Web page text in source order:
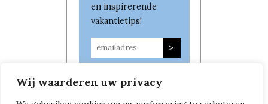
Wij waarderen uw privacy
en inspirerende
vakantietips!